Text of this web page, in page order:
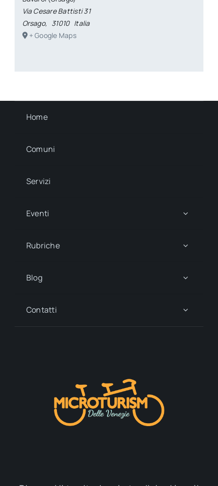
Via Cesare Battisti 31
Orsago, 31010 Italia
+ Google Maps
Home
Comuni
Servizi
Eventi
Rubriche
Blog
Contatti